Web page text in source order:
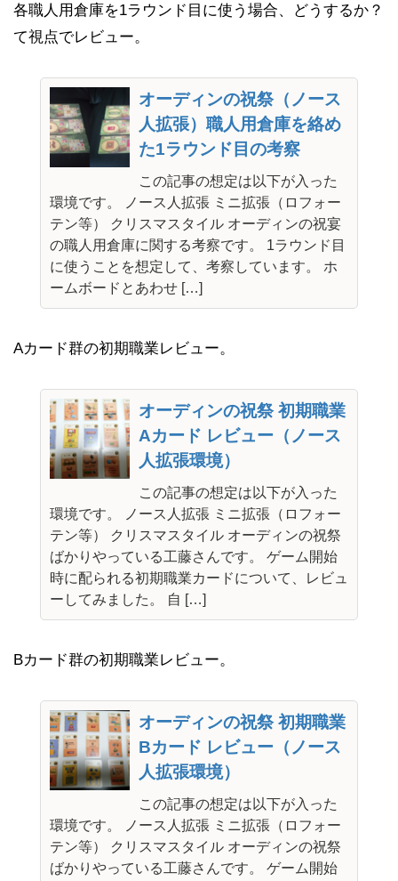
各職人用倉庫を1ラウンド目に使う場合、どうするか？
て視点でレビュー。
オーディンの祝祭（ノース
人拡張）職人用倉庫を絡め
た1ラウンド目の考察
この記事の想定は以下が入った
環境です。 ノース人拡張 ミニ拡張（ロフォー
テン等） クリスマスタイル オーディンの祝宴
の職人用倉庫に関する考察です。 1ラウンド目
に使うことを想定して、考察しています。 ホ
ームボードとあわせ […]
Aカード群の初期職業レビュー。
オーディンの祝祭 初期職業
Aカード レビュー（ノース
人拡張環境）
この記事の想定は以下が入った
環境です。 ノース人拡張 ミニ拡張（ロフォー
テン等） クリスマスタイル オーディンの祝祭
ばかりやっている工藤さんです。 ゲーム開始
時に配られる初期職業カードについて、レビュ
ーしてみました。 自 […]
Bカード群の初期職業レビュー。
オーディンの祝祭 初期職業
Bカード レビュー（ノース
人拡張環境）
この記事の想定は以下が入った
環境です。 ノース人拡張 ミニ拡張（ロフォー
テン等） クリスマスタイル オーディンの祝祭
ばかりやっている工藤さんです。 ゲーム開始